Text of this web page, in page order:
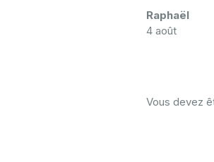
Raphaël
4 août
Vous devez